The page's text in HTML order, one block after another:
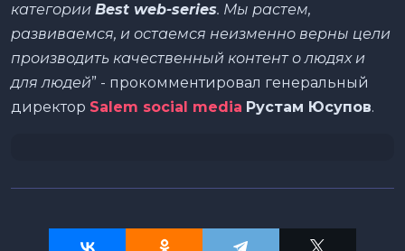
категории Best web-series. Мы растем,
развиваемся, и остаемся неизменно верны цели
производить качественный контент о людях и
для людей” - прокомментировал генеральный
директор Salem social media Рустам Юсупов.